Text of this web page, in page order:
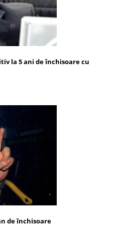
la 5 ani de închisoare cu
de închisoare